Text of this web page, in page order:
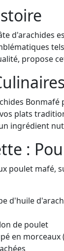
d'arachides
propose
plats
ingrédient
:
poulet mafé,
d'huile
de poulet
en morceaux